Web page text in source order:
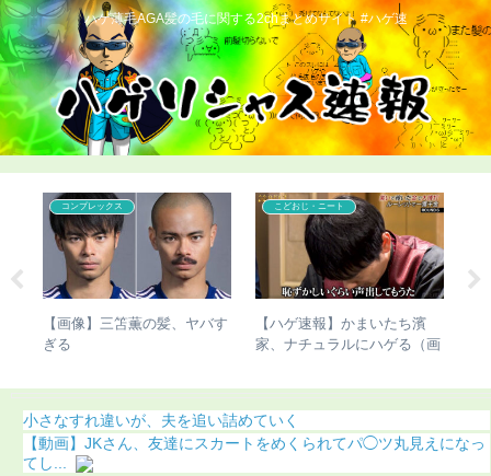
ハゲ薄毛AGA髪の毛に関する2chまとめサイト #ハゲ速
コンプレックス
【ハゲ速報】市原隼人さん、
また髪の毛がなくなってしま
こどおじ・ニート
【チビ速報】骨延長したこび
さんのこの写真（画像あり）
小さなすれ違いが、夫を追い詰めていく
【動画】JKさん、友達にスカートをめくられてパ◯ツ丸見えになっ
てし...